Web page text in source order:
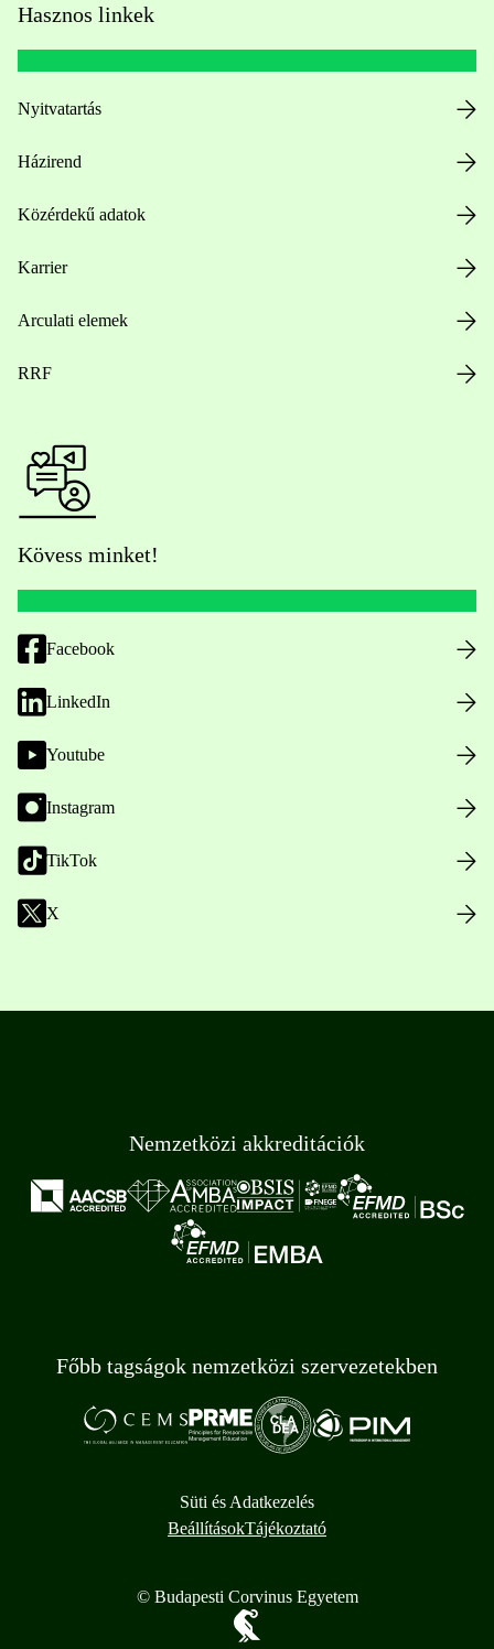
Hasznos linkek
Nyitvatartás
Házirend
Közérdekű adatok
Karrier
Arculati elemek
RRF
Kövess minket!
Facebook
LinkedIn
Youtube
Instagram
TikTok
X
Nemzetközi akkreditációk
Főbb tagságok nemzetközi szervezetekben
Süti és Adatkezelés
BeállításokTájékoztató
© Budapesti Corvinus Egyetem